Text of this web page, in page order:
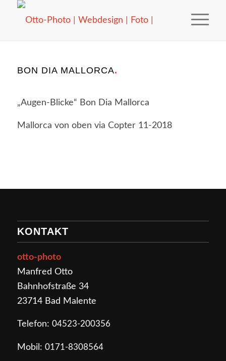
BON DIA MALLORCA.
„Augen-Blicke“ Bon Dia Mallorca
Mallorca von oben via Copter 11-2018
KONTAKT
otto-photo
Manfred Otto
Bahnhofstraße 34
23714 Bad Malente
Telefon: 04523-200356
Mobil: 0171-8308564